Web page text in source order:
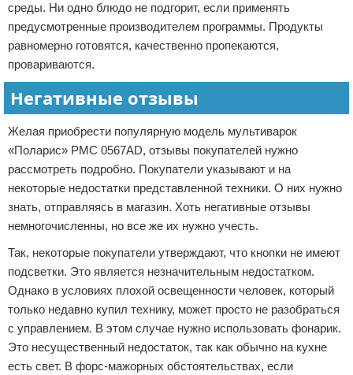
среды. Ни одно блюдо не подгорит, если применять
предусмотренные производителем программы. Продукты
равномерно готовятся, качественно пропекаются,
провариваются.
Негативные отзывы
Желая приобрести популярную модель мультиварок
«Поларис» РМС 0567AD, отзывы покупателей нужно
рассмотреть подробно. Покупатели указывают и на
некоторые недостатки представленной техники. О них нужно
знать, отправляясь в магазин. Хоть негативные отзывы
немногочисленны, но все же их нужно учесть.
Так, некоторые покупатели утверждают, что кнопки не имеют
подсветки. Это является незначительным недостатком.
Однако в условиях плохой освещенности человек, который
только недавно купил технику, может просто не разобраться
с управлением. В этом случае нужно использовать фонарик.
Это несущественный недостаток, так как обычно на кухне
есть свет. В форс-мажорных обстоятельствах, если